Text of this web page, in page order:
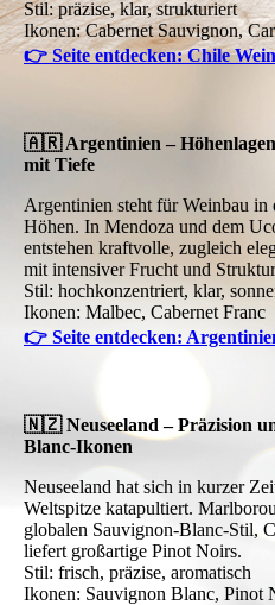
Stil: präzise, klar, strukturiert
Ikonen: Cabernet Sauvignon,
👉 Seite entdecken: Chile
🇦🇷 Argentinien –
mit Tiefe
Argentinien steht für Weinbau in
Höhen. In Mendoza und dem
entstehen kraftvolle, zugleich
mit intensiver Frucht und
Stil: hochkonzentriert, klar,
Ikonen: Malbec, Cabernet Franc
👉 Seite entdecken:
🇳🇿 Neuseeland – Präzision
Blanc-Ikonen
Neuseeland hat sich in kurzer
Weltspitze katapultiert.
globalen Sauvignon-Blanc-Stil,
liefert großartige Pinot Noirs.
Stil: frisch, präzise, aromatisch
Ikonen: Sauvignon Blanc, Pinot